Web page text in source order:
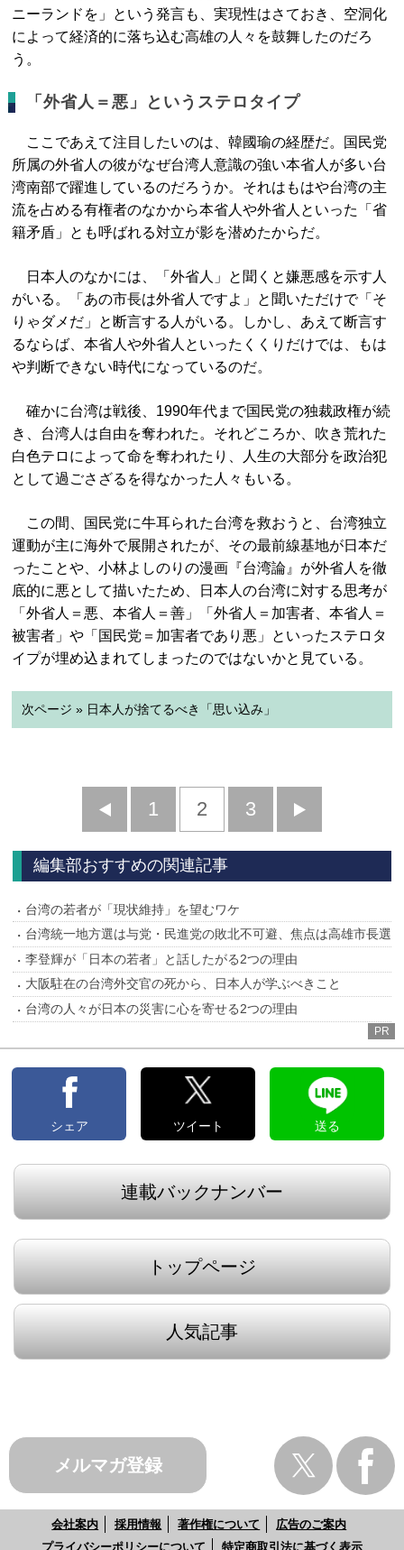
ニーランドを」という発言も、実現性はさておき、空洞化
によって経済的に落ち込む高雄の人々を鼓舞したのだろ
う。
「外省人＝悪」というステロタイプ
ここであえて注目したいのは、韓國瑜の経歴だ。国民党
所属の外省人の彼がなぜ台湾人意識の強い本省人が多い台
湾南部で躍進しているのだろうか。それはもはや台湾の主
流を占める有権者のなかから本省人や外省人といった「省
籍矛盾」とも呼ばれる対立が影を潜めたからだ。
日本人のなかには、「外省人」と聞くと嫌悪感を示す人
がいる。「あの市長は外省人ですよ」と聞いただけで「そ
りゃダメだ」と断言する人がいる。しかし、あえて断言す
るならば、本省人や外省人といったくくりだけでは、もは
や判断できない時代になっているのだ。
確かに台湾は戦後、1990年代まで国民党の独裁政権が続
き、台湾人は自由を奪われた。それどころか、吹き荒れた
白色テロによって命を奪われたり、人生の大部分を政治犯
として過ごさざるを得なかった人々もいる。
この間、国民党に牛耳られた台湾を救おうと、台湾独立
運動が主に海外で展開されたが、その最前線基地が日本だ
ったことや、小林よしのりの漫画『台湾論』が外省人を徹
底的に悪として描いたため、日本人の台湾に対する思考が
「外省人＝悪、本省人＝善」「外省人＝加害者、本省人＝
被害者」や「国民党＝加害者であり悪」といったステロタ
イプが埋め込まれてしまったのではないかと見ている。
次ページ » 日本人が捨てるべき「思い込み」
前
へ
1 2 3
へ
編集部おすすめの関連記事
台湾の若者が「現状維持」を望むワケ
台湾統一地方選は与党・民進党の敗北不可避、焦点は高雄市長選
李登輝が「日本の若者」と話したがる2つの理由
大阪駐在の台湾外交官の死から、日本人が学ぶべきこと
台湾の人々が日本の災害に心を寄せる2つの理由
PR
シェア ツイート 送る
連載バックナンバー
トップページ
人気記事
メルマガ登録
会社案内 採用情報 著作権について
広告のご案内
プライバシーポリシーについて
特定商取引法に基づく表示